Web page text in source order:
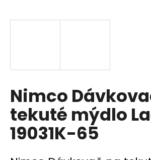
Nimco
tekuté mýdlo
19031K-65
j
?
HLEDAT